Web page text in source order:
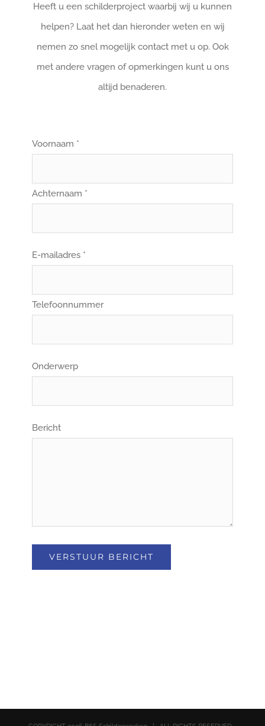
Heeft u een schilderproject waarbij wij u kunnen
helpen? Laat het dan hieronder weten en wij
nemen zo snel mogelijk contact met u op. Ook
met andere vragen of opmerkingen kunt u ons
altijd benaderen.
Voornaam *
Achternaam *
E-mailadres *
Telefoonnummer
Onderwerp
Bericht